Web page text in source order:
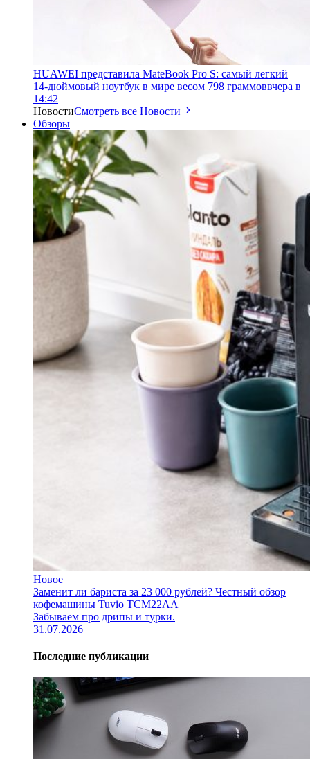
HUAWEI представила MateBook Pro S: самый легкий
14-дюймовый ноутбук в мире весом 798 граммоввчера в
14:42
НовостиСмотреть все Новости
Обзоры
Новое
Заменит ли бариста за 23 000 рублей? Честный обзор
кофемашины Tuvio TCM22AA
Забываем про дрипы и турки.
31.07.2026
Последние публикации